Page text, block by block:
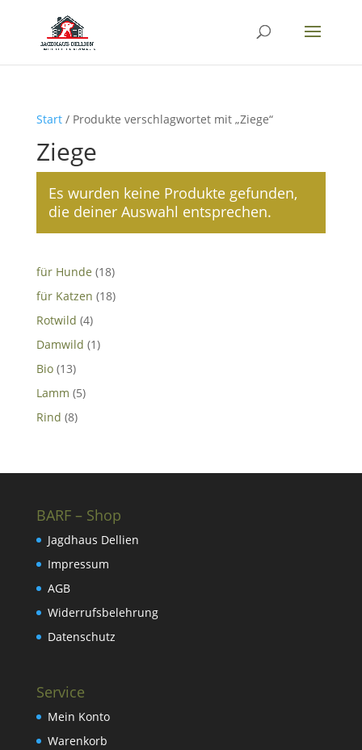
Start/ Produkte verschlagwortet mit „Ziege“
Ziege
Es wurden keine Produkte gefunden,
die deiner Auswahl entsprechen.
für Hunde 1818
Produkte
für Katzen 1818
Rotwild 44
Produkte
Damwild 11
Bio 1313
Produkte
Lamm 55
Rind 88
BARF – Shop
Jagdhaus Dellien
Impressum
AGB
Widerrufsbelehrung
Datenschutz
Service
Mein Konto
Warenkorb